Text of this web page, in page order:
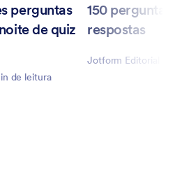
perguntas
de quiz
de leitura
150
respostas
Jotform Editorial